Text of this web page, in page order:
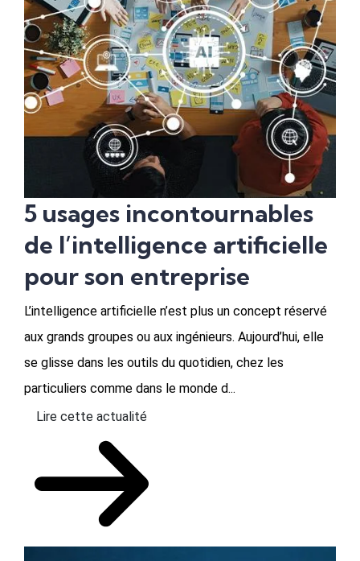
5 usages incontournables
de l’intelligence artificielle
pour son entreprise
L’intelligence artificielle n’est plus un concept réservé
aux grands groupes ou aux ingénieurs. Aujourd’hui, elle
se glisse dans les outils du quotidien, chez les
particuliers comme dans le monde d...
Lire cette actualité